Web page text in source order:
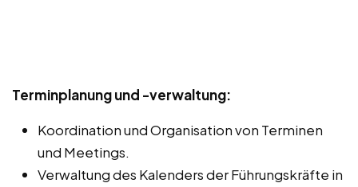
Terminplanung und -verwaltung:
Koordination und Organisation von Terminen
und Meetings.
Verwaltung des Kalenders der Führungskräfte in